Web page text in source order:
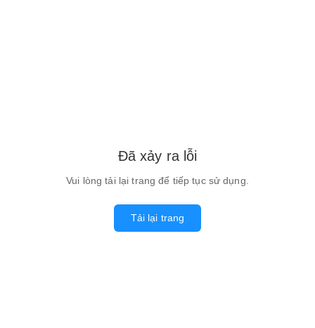
Đã xảy ra lỗi
Vui lòng tải lại trang để tiếp tục sử dụng.
Tải lại trang